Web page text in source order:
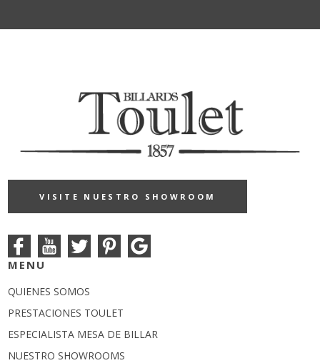
VISITE NUESTRO SHOWROOM
MENU
QUIENES SOMOS
PRESTACIONES TOULET
ESPECIALISTA MESA DE BILLAR
NUESTRO SHOWROOMS